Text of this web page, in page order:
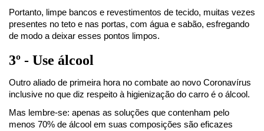
Portanto, limpe bancos e revestimentos de tecido, muitas vezes
presentes no teto e nas portas, com água e sabão, esfregando
de modo a deixar esses pontos limpos.
3º - Use álcool
Outro aliado de primeira hora no combate ao novo Coronavírus
inclusive no que diz respeito à higienização do carro é o álcool.
Mas lembre-se: apenas as soluções que contenham pelo
menos 70% de álcool em suas composições são eficazes